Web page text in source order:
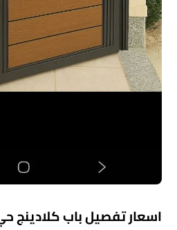
اسعار تفصيل باب كلادينج